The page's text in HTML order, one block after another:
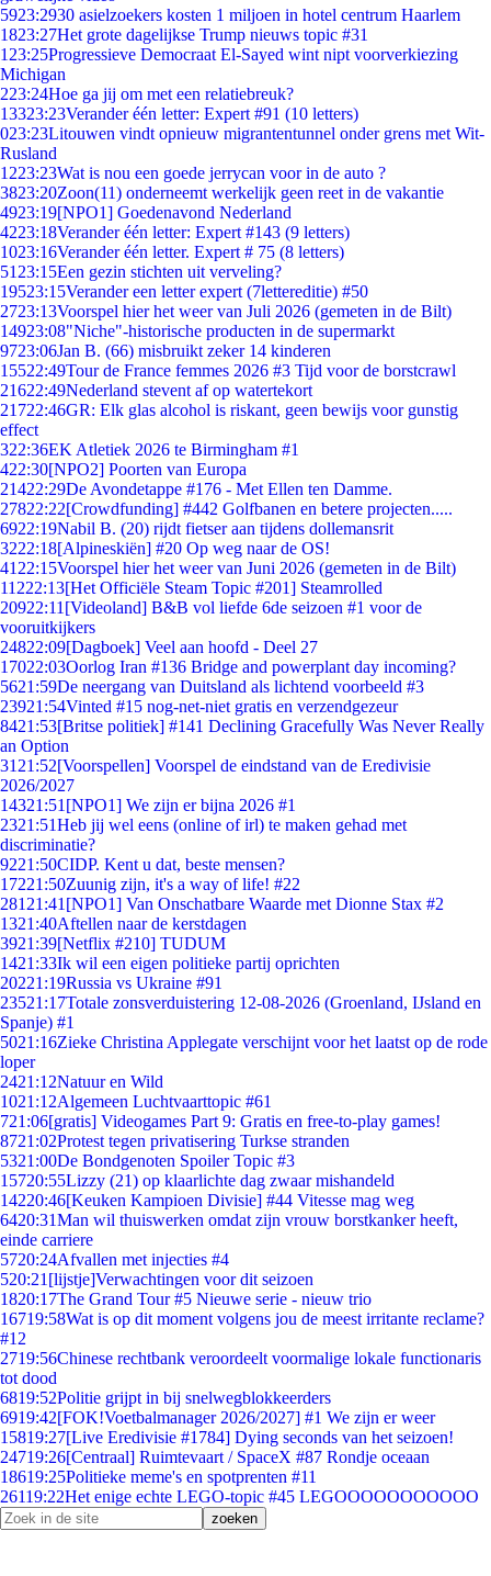
5923:2930 asielzoekers kosten 1 miljoen in hotel centrum Haarlem
1823:27Het grote dagelijkse Trump nieuws topic #31
1 23:25Progressieve Democraat El-Sayed wint nipt voorverkiezing
Michigan
223:24Hoe ga jij om met een relatiebreuk?
13323:23Verander één letter: Expert #91 (10 letters)
023:23Litouwen vindt opnieuw migrantentunnel onder grens met Wit-
Rusland
1223:23Wat is nou een goede jerrycan voor in de auto ?
3823:20Zoon(11) onderneemt werkelijk geen reet in de vakantie
4923:19[NPO1] Goedenavond Nederland
4223:18Verander één letter: Expert #143 (9 letters)
1023:16Verander één letter. Expert # 75 (8 letters)
51 23:15Een gezin stichten uit verveling?
19523:15Verander een letter expert (7lettereditie) #50
2723:13Voorspel hier het weer van Juli 2026 (gemeten in de Bilt)
14923:08"Niche"-historische producten in de supermarkt
9723:06Jan B. (66) misbruikt zeker 14 kinderen
15522:49Tour de France femmes 2026 #3 Tijd voor de borstcrawl
21622:49Nederland stevent af op watertekort
21722:46GR: Elk glas alcohol is riskant, geen bewijs voor gunstig
effect
322:36EK Atletiek 2026 te Birmingham #1
422:30[NPO2] Poorten van Europa
21422:29De Avondetappe #176 - Met Ellen ten Damme.
27822:22[Crowdfunding] #442 Golfbanen en betere projecten.....
6922:19Nabil B. (20) rijdt fietser aan tijdens dollemansrit
3222:18[Alpineskiën] #20 Op weg naar de OS!
41 22:15Voorspel hier het weer van Juni 2026 (gemeten in de Bilt)
11222:13[Het Officiële Steam Topic #201] Steamrolled
20922:11 [Videoland] B&B vol liefde 6de seizoen #1 voor de
vooruitkijkers
24822:09[Dagboek] Veel aan hoofd - Deel 27
17022:03Oorlog Iran #136 Bridge and powerplant day incoming?
5621:59De neergang van Duitsland als lichtend voorbeeld #3
23921:54Vinted #15 nog-net-niet gratis en verzendgezeur
8421:53[Britse politiek] #141 Declining Gracefully Was Never Really
an Option
31 21:52[Voorspellen] Voorspel de eindstand van de Eredivisie
2026/2027
14321:51 [NPO1] We zijn er bijna 2026 #1
2321:51Heb jij wel eens (online of irl) te maken gehad met
discriminatie?
9221:50CIDP. Kent u dat, beste mensen?
17221:50Zuunig zijn, it's a way of life! #22
281 21:41 [NPO1] Van Onschatbare Waarde met Dionne Stax #2
1321:40Aftellen naar de kerstdagen
3921:39[Netflix #210] TUDUM
1421:33Ik wil een eigen politieke partij oprichten
20221:19Russia vs Ukraine #91
23521:17Totale zonsverduistering 12-08-2026 (Groenland, IJsland en
Spanje) #1
5021:16Zieke Christina Applegate verschijnt voor het laatst op de rode
loper
2421:12Natuur en Wild
1021:12Algemeen Luchtvaarttopic #61
721:06[gratis] Videogames Part 9: Gratis en free-to-play games!
8721:02Protest tegen privatisering Turkse stranden
5321:00De Bondgenoten Spoiler Topic #3
15720:55Lizzy (21) op klaarlichte dag zwaar mishandeld
14220:46[Keuken Kampioen Divisie] #44 Vitesse mag weg
6420:31Man wil thuiswerken omdat zijn vrouw borstkanker heeft,
einde carriere
5720:24Afvallen met injecties #4
520:21 [lijstje]Verwachtingen voor dit seizoen
1820:17The Grand Tour #5 Nieuwe serie - nieuw trio
16719:58Wat is op dit moment volgens jou de meest irritante reclame?
#12
2719:56Chinese rechtbank veroordeelt voormalige lokale functionaris
tot dood
6819:52Politie grijpt in bij snelwegblokkeerders
6919:42[FOK!Voetbalmanager 2026/2027] #1 We zijn er weer
15819:27[Live Eredivisie #1784] Dying seconds van het seizoen!
24719:26[Centraal] Ruimtevaart / SpaceX #87 Rondje oceaan
18619:25Politieke meme's en spotprenten #11
26119:22Het enige echte LEGO-topic #45 LEGOOOOOOOOOOO